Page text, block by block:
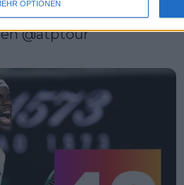
OPTIONEN
@atptour